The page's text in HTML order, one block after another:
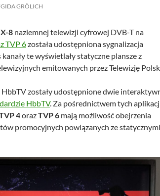
GRÖLICH
8 naziemnej telewizji cyfrowej DVB-T na
TVP 6została udostępniona sygnalizacja
te wyświetlały statyczne plansze z
emitowanych przez Telewizję
HbbTV zostały udostępnione dwie
HbbTV. Za pośrednictwem tych
4orazTVP 6 mają możliwość obejrzenia
promocyjnych powiązanych ze statycznymi